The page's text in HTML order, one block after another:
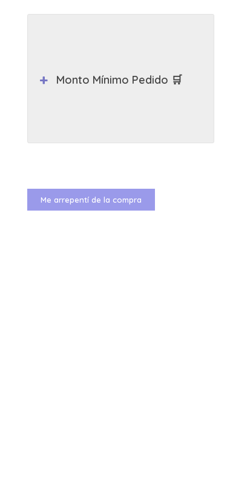
Monto Mínimo Pedido 🛒
Me arrepentí de la compra